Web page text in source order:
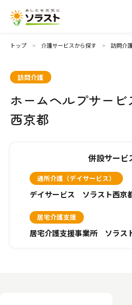
ソラストの想い
施設で暮らす
自宅から通う・泊まる
よくあるご質問
介護のガイド
トップ 介護サービスから探す 訪問介
訪問介護
ホームヘルプサー
西京都
併設サービ
通所介護（デイサービス）
デイサービス ソラスト西京
居宅介護支援
居宅介護支援事業所 ソラス